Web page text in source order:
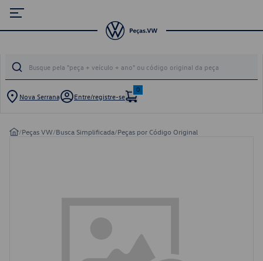
Nova Serrana Entre/registre-se
0
/Peças VW/Busca Simplificada/Peças por Código Original